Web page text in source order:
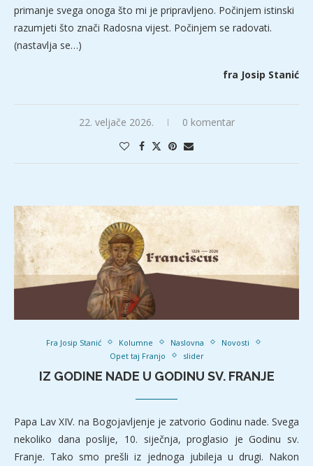
primanje svega onoga što mi je pripravljeno. Počinjem istinski
razumjeti što znači Radosna vijest. Počinjem se radovati.
(nastavlja se…)
fra Josip Stanić
22. veljače 2026. 0 komentar
Fra Josip Stanić Kolumne Naslovna
Novosti
Opet taj Franjo
slider
IZ GODINE NADE U GODINU SV. FRANJE
Papa Lav XIV. na Bogojavljenje je zatvorio Godinu nade. Svega
nekoliko dana poslije, 10. siječnja, proglasio je Godinu sv.
Franje. Tako smo prešli iz jednoga jubileja u drugi. Nakon